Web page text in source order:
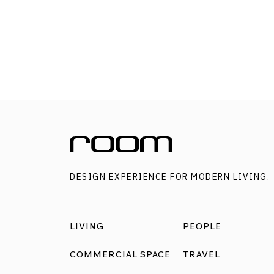
DESIGN EXPERIENCE FOR MODERN LIVING.
LIVING
COMMERCIAL SPACE
PEOPLE
TRAVEL